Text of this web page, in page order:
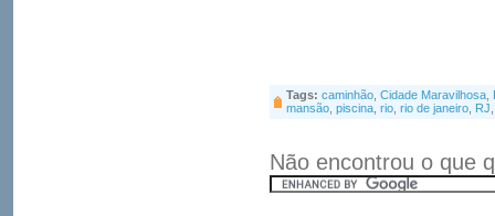
Tags: caminhão Cidade Maravilhosa
mansão piscina rio rio de janeiro RJ
Não encontrou o que